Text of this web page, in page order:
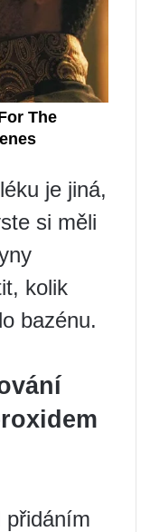
je jiná,
si měli
kolik
bazénu.
přidáním